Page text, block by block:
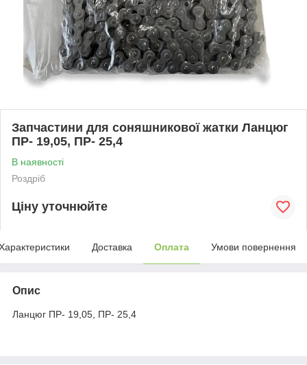
Запчастини для соняшникової жатки Ланцюг
ПР- 19,05, ПР- 25,4
В наявності
Роздріб
Ціну уточнюйте
Доставка Оплата Умови повернення
Опис
Ланцюг ПР- 19,05, ПР- 25,4